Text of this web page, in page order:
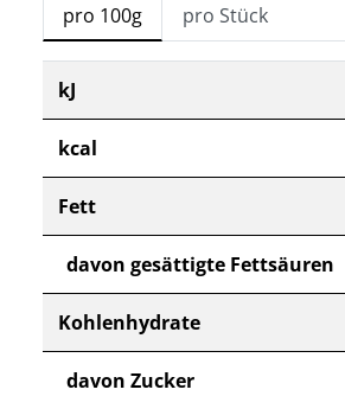
pro 100g pro Stück
kJ
kcal
Fett
davon gesättigte Fettsäuren
Kohlenhydrate
davon Zucker